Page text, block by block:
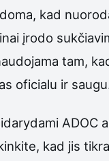
kad
įrodo
tam,
oficialu ir
ADOC
kad jis